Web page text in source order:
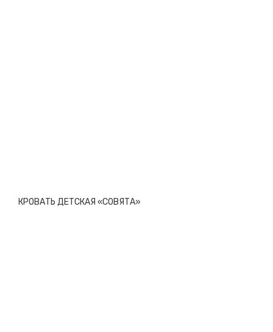
КРОВАТЬ ДЕТСКАЯ «СОВЯТА»